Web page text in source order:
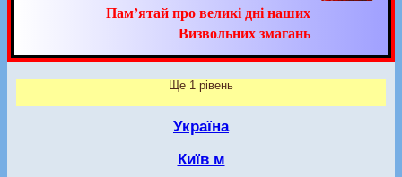
Пам’ятай про великі дні наших
Визвольних змагань
Ще 1 рівень
Україна
Київ м